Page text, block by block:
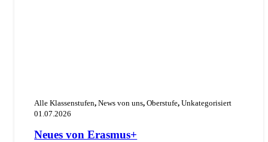
Alle Klassenstufen,News von uns,Oberstufe,Unkategorisiert
01.07.2026
Neues von Erasmus+